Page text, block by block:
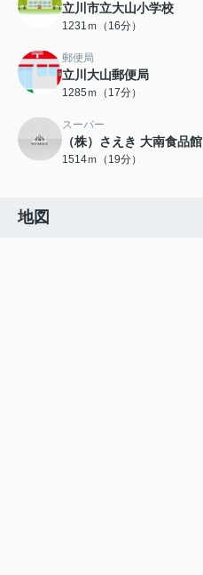
立川市立大山小学校
1231ｍ（16分）
郵便局
立川大山郵便局
1285ｍ（17分）
スーパー
（株）さえき 大南食品館
1514ｍ（19分）
地図